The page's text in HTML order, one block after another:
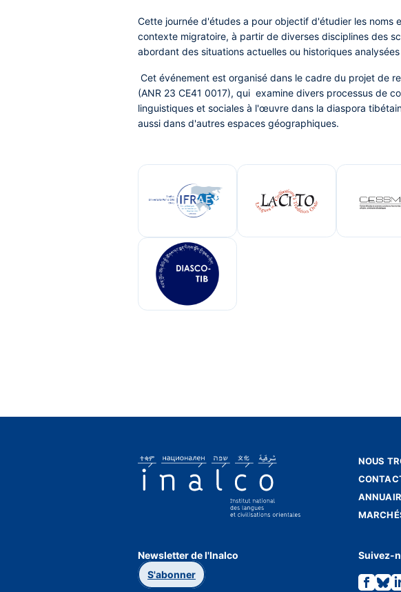
Cette journée d'études a pour objectif d'étudier les noms
contexte migratoire, à partir de diverses disciplines des
abordant des situations actuelles ou historiques
Cet événement est organisé dans le cadre du projet de
(ANR 23 CE41 0017), qui examine divers processus de
linguistiques et sociales à l'œuvre dans la diaspora
aussi dans d'autres espaces géographiques.
NOUS
Newsletter de l'Inalco
S'abonner
Suivez-
LienLien